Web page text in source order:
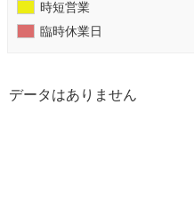
時短営業
臨時休業日
データはありません